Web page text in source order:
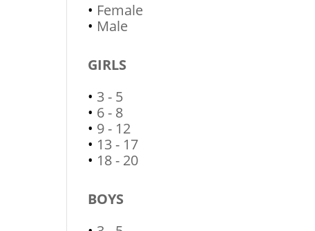
• Female
• Male
GIRLS
• 3 - 5
• 6 - 8
• 9 - 12
• 13 - 17
• 18 - 20
BOYS